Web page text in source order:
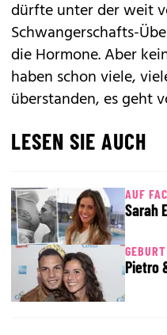
dürfte unter der weit
Schwangerschafts-
die Hormone. Aber
haben schon viele,
überstanden, es geht
LESEN SIE AUCH
AUF
Sarah
Pietro